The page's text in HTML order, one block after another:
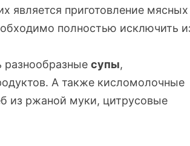
является приготовление
полностью исключить
разнообразныесупы,
А также кисломолочные
из ржаной муки, цитрусовые